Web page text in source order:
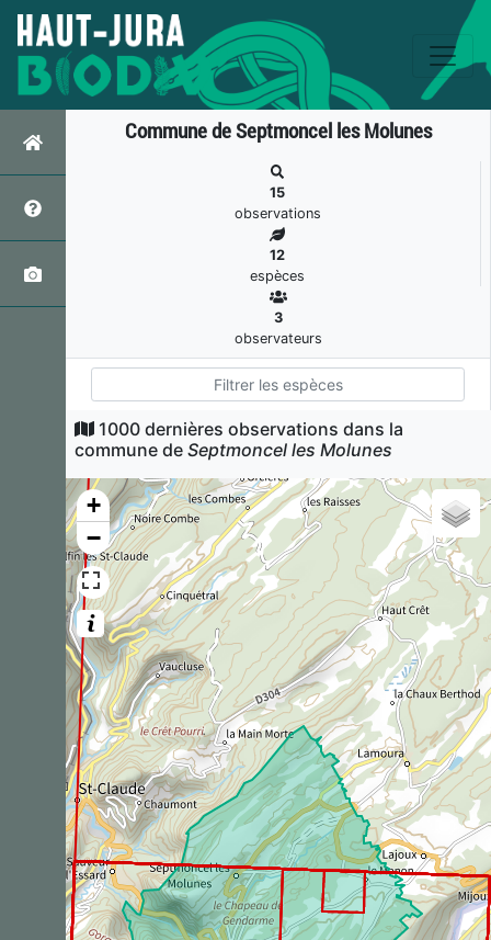
Commune de Septmoncel les Molunes
15
observations
12
espèces
3
observateurs
Gélinotte des bois
Bonasa bonasia(Linnaeus, 1758)
3observations
Dernière observation en2023 Fiche espèce
Dactylorhize sureau
Dactylorhiza sambucina(L.) Soó,
1962
2observations
Dernière observation en2023 Fiche espèce
Pic épeiche
Dendrocopos major
(Linnaeus, 1758)
1observation
Dernière observation en2023 Fiche espèce
Troglodyte mignon
Troglodytes troglodytes
(Linnaeus, 1758)
1observation
Dernière observation en2020 Fiche espèce
1000 dernières observations dans la
commune de Septmoncel les Molunes
+
−